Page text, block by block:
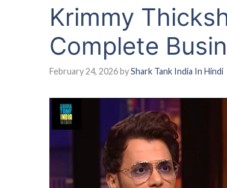
Krimmy
Complete
February 24, 2026byShark Tank India In Hindi